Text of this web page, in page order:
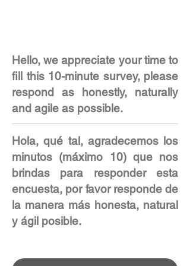
Hello, we appreciate your time to
fill this 10-minute survey, please
respond as honestly, naturally
and agile as possible.
Hola, qué tal, agradecemos los
minutos (máximo 10) que nos
brindas para responder esta
encuesta, por favor responde de
la manera más honesta, natural
y ágil posible.